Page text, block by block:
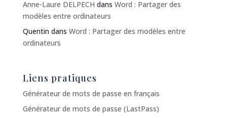
Anne-Laure DELPECH dans Word : Partager des
modèles entre ordinateurs
Quentindans Word : Partager des modèles entre
ordinateurs
Liens pratiques
Générateur de mots de passe en français
Générateur de mots de passe (LastPass)